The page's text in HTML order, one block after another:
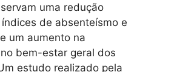
uma redução
de absenteísmo e
um aumento na
bem-estar geral dos
estudo realizado pela